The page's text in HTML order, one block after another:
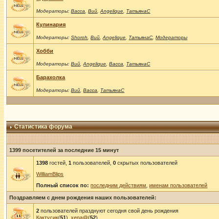
Модераторы:Васса ,Вий ,Angelique ТатьянаС
Кулинария
Модераторы:Shoroh ,Вий ,Angelique ТатьянаС ,Модераторы
Хобби
Модераторы:Вий ,Angelique ,Васса ТатьянаС
Барахолка
Модераторы:Вий ,Васса ТатьянаС
Статистика форума
1399 посетителей за последние 15 минут
1398 гостей,1 пользователей,0 скрытых пользователей
WilliamBlips
Полный список по: последним действиям ,именам пользователей
Поздравляем с днем рождения наших пользователей:
2 пользователей празднуют сегодня свой день рождения
Кактусик(51),xena@(52)